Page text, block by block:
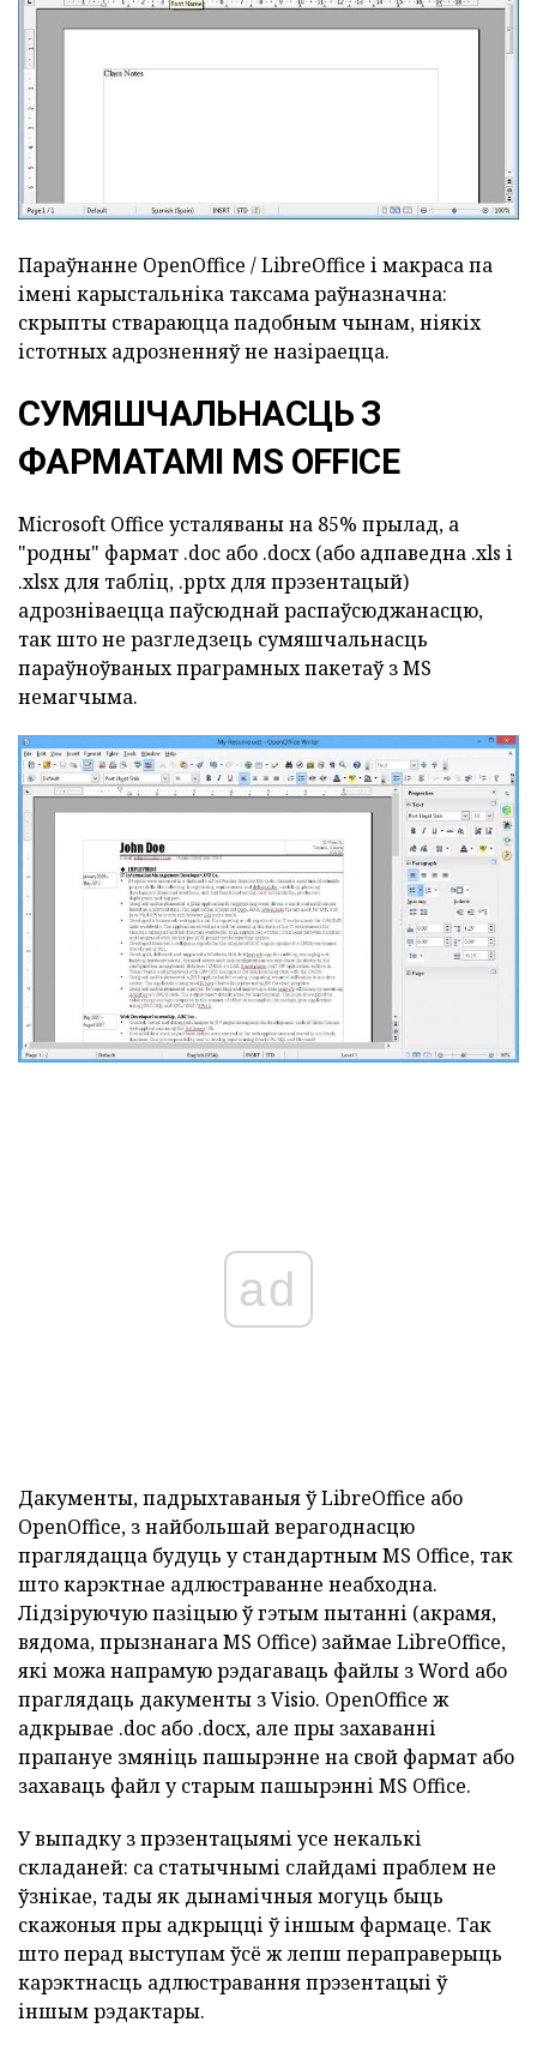
Параўнанне OpenOffice / LibreOffice і макраса па
імені карыстальніка таксама раўназначна:
скрыпты ствараюцца падобным чынам, ніякіх
істотных адрозненняў не назіраецца.
СУМЯШЧАЛЬНАСЦЬ З
ФАРМАТАМІ MS OFFICE
Microsoft Office усталяваны на 85% прылад, а
"родны" фармат .doc або .docx (або адпаведна .xls і
.xlsx для табліц, .pptx для прэзентацый)
адрозніваецца паўсюднай распаўсюджанасцю,
так што не разгледзець сумяшчальнасць
параўноўваных праграмных пакетаў з MS
немагчыма.
ad
Дакументы, падрыхтаваныя ў LibreOffice або
OpenOffice, з найбольшай верагоднасцю
праглядацца будуць у стандартным MS Office, так
што карэктнае адлюстраванне неабходна.
Лідзіруючую пазіцыю ў гэтым пытанні (акрамя,
вядома, прызнанага MS Office) займае LibreOffice,
які можа напрамую рэдагаваць файлы з Word або
праглядаць дакументы з Visio. OpenOffice ж
адкрывае .doc або .docx, але пры захаванні
прапануе змяніць пашырэнне на свой фармат або
захаваць файл у старым пашырэнні MS Office.
У выпадку з прэзентацыямі усе некалькі
складаней: са статычнымі слайдамі праблем не
ўзнікае, тады як дынамічныя могуць быць
скажоныя пры адкрыцці ў іншым фармаце. Так
што перад выступам ўсё ж лепш пераправерыць
карэктнасць адлюстравання прэзентацыі ў
іншым рэдактары.